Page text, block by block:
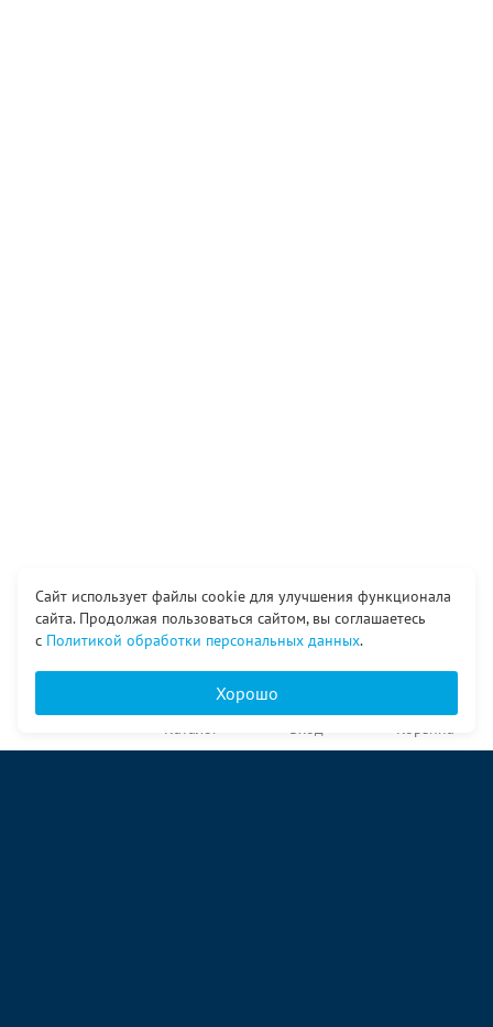
Сайт использует файлы cookie для улучшения функционала
сайта. Продолжая пользоваться сайтом, вы соглашаетесь
с Политикой обработки персональных данных.
Хорошо